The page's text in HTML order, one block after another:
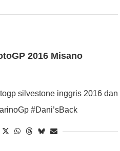
2016 Misano
silvestone inggris 2016 dan
#Dani’sBack